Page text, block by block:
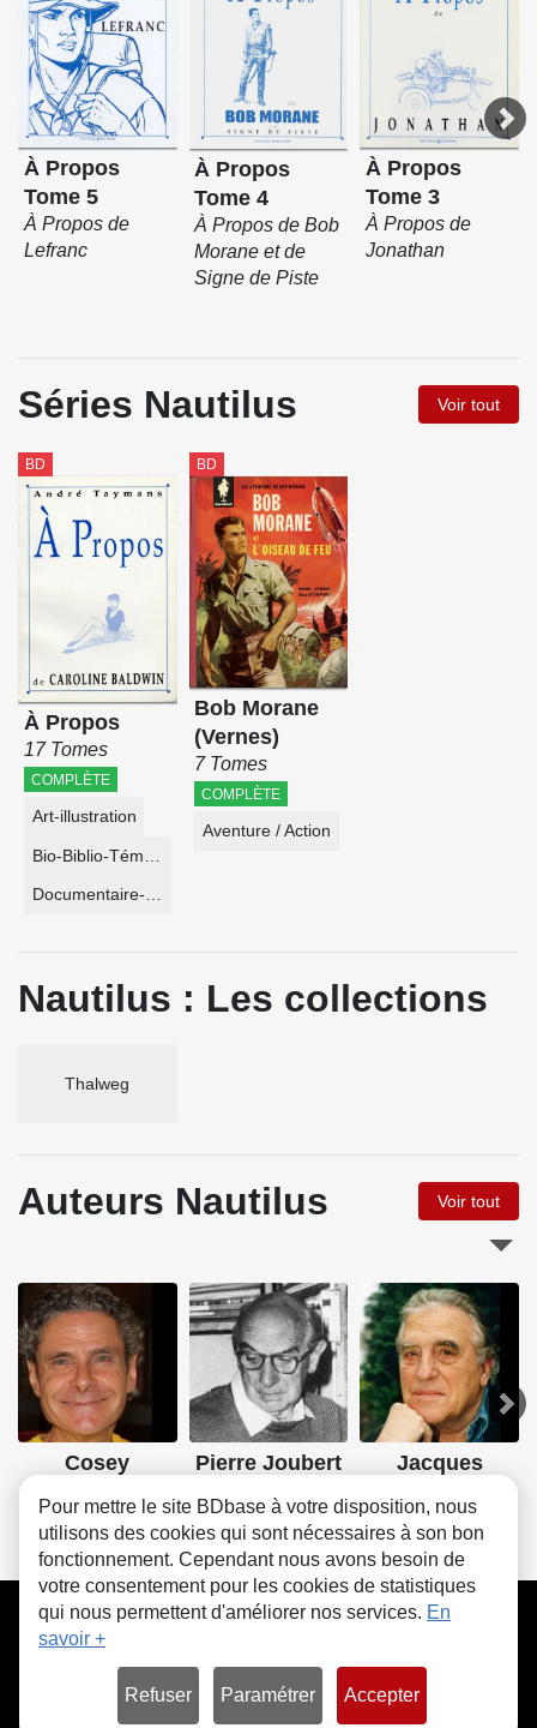
À Propos
Tome 5
À Propos de
Lefranc
À Propos
Tome 4
À Propos de Bob
Morane et de
Signe de Piste
À Propos
Tome 3
À Propos de
Jonathan
Séries Nautilus Voir tout
BD
À Propos
17 Tomes
COMPLÈTE
Art-illustration
Documentaire-Encyclopédie
BD
Bob Morane
(Vernes)
7 Tomes
COMPLÈTE
Aventure / Action
Nautilus : Les collections
Thalweg
Auteurs Nautilus Voir tout
Cosey Pierre Joubert
Jacques
CGU FAQ Contact Cookies
Pour mettre le site BDbase à votre disposition, nous
utilisons des cookies qui sont nécessaires à son bon
fonctionnement. Cependant nous avons besoin de
votre consentement pour les cookies de statistiques
qui nous permettent d'améliorer nos services. En
savoir +
Refuser Paramétrer Accepter